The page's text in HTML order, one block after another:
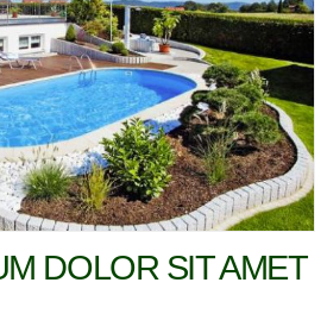
DOLOR SIT AMET